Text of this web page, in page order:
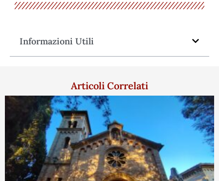
Informazioni Utili
Articoli Correlati